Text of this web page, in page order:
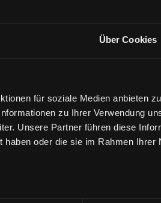
Über Cookies
für soziale Medien anbieten
zu Ihrer Verwendung
Unsere Partner führen diese
oder die sie im Rahmen Ihrer
Preis